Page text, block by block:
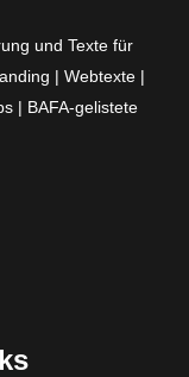
und Texte für
| Webtexte |
| BAFA-gelistete